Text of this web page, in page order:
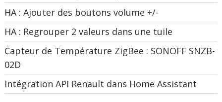
HA : Ajouter des boutons volume +/-
HA : Regrouper 2 valeurs dans une tuile
Capteur de Température ZigBee : SONOFF SNZB-
02D
Intégration API Renault dans Home Assistant